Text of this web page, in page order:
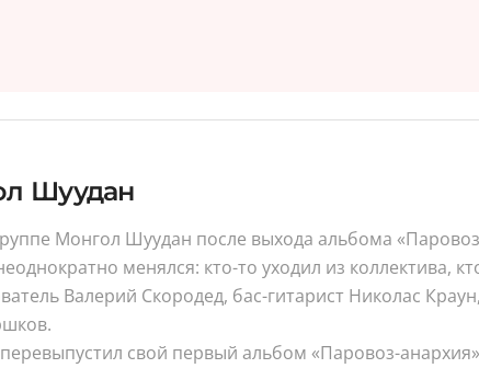
Шуудан
Монгол Шуудан после выхода альбома
менялся: кто-то уходил из коллектива,
Валерий Скородед, бас-гитарист Николас
свой первый альбом «Паровоз-